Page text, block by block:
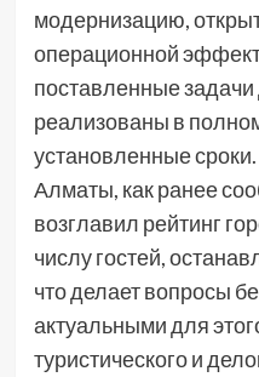
модернизацию,
операционной
поставленные
реализованы в
установленные сроки.
Алматы, как ранее
возглавил рейтинг
числу гостей,
что делает вопросы
актуальными для
туристического и